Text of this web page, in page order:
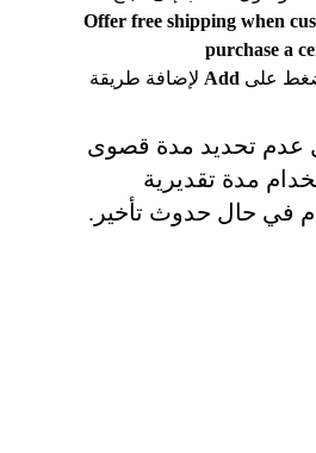
Offer free shipping when
purchase a
اضغط على Add لإضافة طريقة
عدم تحديد مدة قصوى
مدة تقديرية
في حال حدوث تأخير.